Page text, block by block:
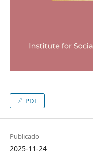
PDF
Publicado
2025-11-24